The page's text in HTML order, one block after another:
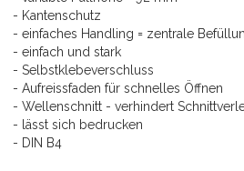
- Kantenschutz
- einfaches Handling = zentrale
- einfach und stark
- Selbstklebeverschluss
- Aufreissfaden für schnelles Öffnen
- Wellenschnitt - verhindert
- lässt sich bedrucken
- DIN B4